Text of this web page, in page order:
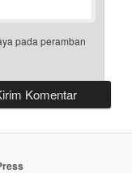
pada peramban